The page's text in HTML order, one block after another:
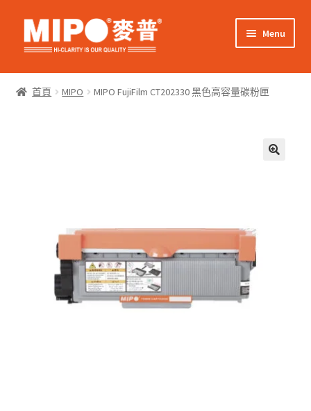
Skip
to
Skip
to
Menu
網上購物
Expand
child
首頁 MIPO MIPO FujiFilm CT202330 黑色高容量碳粉匣